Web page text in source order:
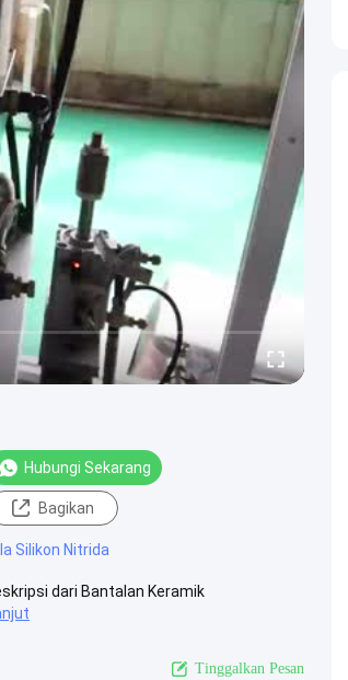
Hubungi Sekarang
Bagikan
Silikon Nitrida
dari Bantalan Keramik
Tinggalkan Pesan